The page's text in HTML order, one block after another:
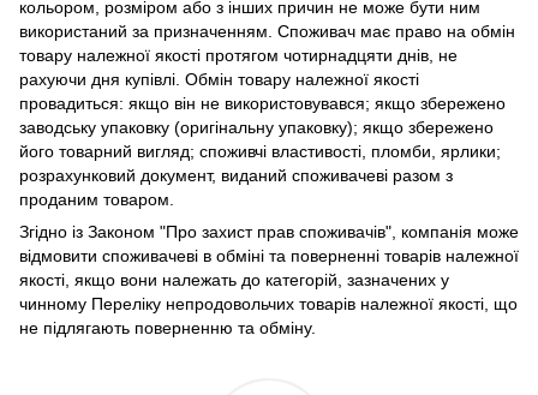
кольором, розміром або з інших причин не може бути ним
використаний за призначенням. Споживач має право на обмін
товару належної якості протягом чотирнадцяти днів, не
рахуючи дня купівлі. Обмін товару належної якості
провадиться: якщо він не використовувався; якщо збережено
заводську упаковку (оригінальну упаковку); якщо збережено
його товарний вигляд; споживчі властивості, пломби, ярлики;
розрахунковий документ, виданий споживачеві разом з
проданим товаром.
Згідно із Законом "Про захист прав споживачів", компанія може
відмовити споживачеві в обміні та поверненні товарів належної
якості, якщо вони належать до категорій, зазначених у
чинному Переліку непродовольчих товарів належної якості, що
не підлягають поверненню та обміну.